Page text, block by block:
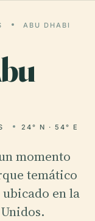
ABU DHABI
24° N · 54° E
momento
temático
en la